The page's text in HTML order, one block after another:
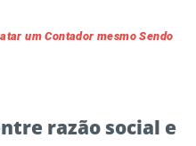
um Contador mesmo Sendo
razão social e